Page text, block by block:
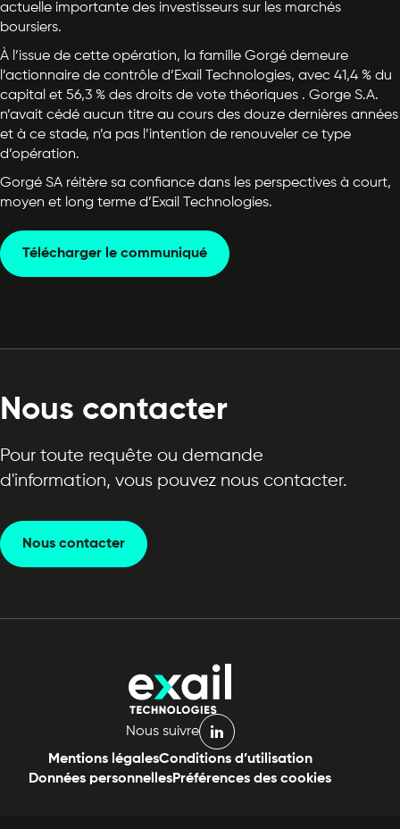
actuelle importante des investisseurs sur les marchés
boursiers.
À l’issue de cette opération, la famille Gorgé demeure
l’actionnaire de contrôle d’Exail Technologies, avec 41,4 % du
capital et 56,3 % des droits de vote théoriques . Gorge S.A.
n’avait cédé aucun titre au cours des douze dernières années
et à ce stade, n’a pas l’intention de renouveler ce type
d’opération.
Gorgé SA réitère sa confiance dans les perspectives à court,
moyen et long terme d’Exail Technologies.
Télécharger le communiqué
Nous contacter
Pour toute requête ou demande
d'information, vous pouvez nous contacter.
Nous contacter
Nous suivre
linkedin
Mentions légalesConditions d’utilisation
Données personnellesPréférences des cookies